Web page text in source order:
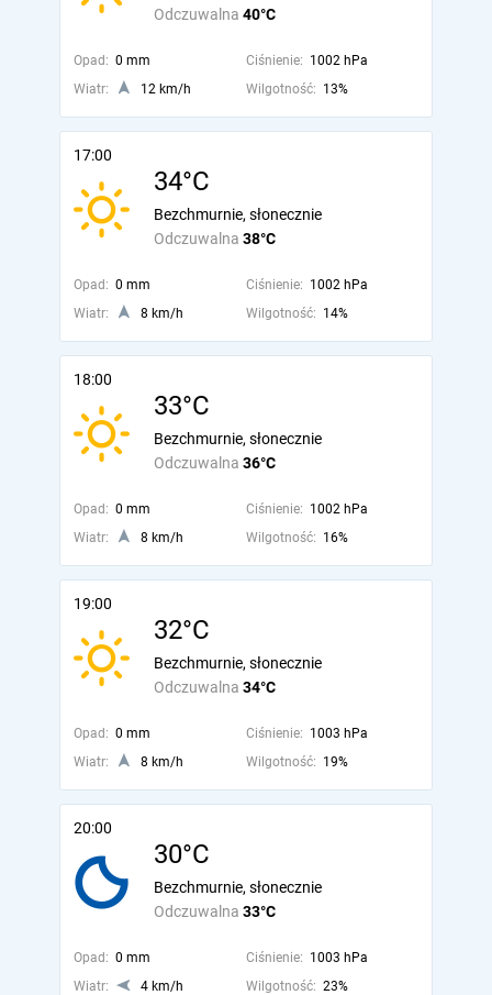
Odczuwalna 40°C
Opad: 0 mm Ciśnienie: 1002 hPa
Wiatr:
12 km/h Wilgotność: 13%
17:00
34°C
Odczuwalna 38°C
Bezchmurnie, słonecznie
Opad: 0 mm Ciśnienie: 1002 hPa
Wiatr:
8 km/h Wilgotność: 14%
18:00
33°C
Odczuwalna 36°C
Bezchmurnie, słonecznie
Opad: 0 mm Ciśnienie: 1002 hPa
Wiatr:
8 km/h Wilgotność: 16%
19:00
32°C
Odczuwalna 34°C
Bezchmurnie, słonecznie
Opad: 0 mm Ciśnienie: 1003 hPa
Wiatr:
8 km/h Wilgotność: 19%
20:00
30°C
Odczuwalna 33°C
Bezchmurnie, słonecznie
Opad: 0 mm Ciśnienie: 1003 hPa
Wiatr:
4 km/h Wilgotność: 23%